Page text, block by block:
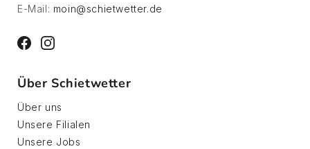
E-Mail: moin@schietwetter.de
FacebookInstagram
Über Schietwetter
Über uns
Unsere Filialen
Unsere Jobs